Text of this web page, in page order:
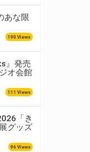
あな限
190 Views
』発売
オ会館
111 Views
「き
グッズ
96 Views